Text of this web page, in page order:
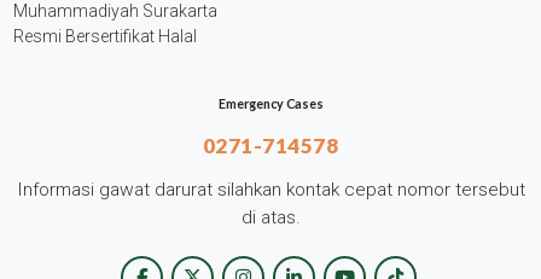
Muhammadiyah Surakarta
Resmi Bersertifikat Halal
Emergency Cases
0271-714578
Informasi gawat darurat silahkan kontak cepat nomor tersebut
di atas.